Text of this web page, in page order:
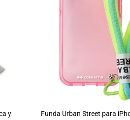
y
Funda Urban Street para